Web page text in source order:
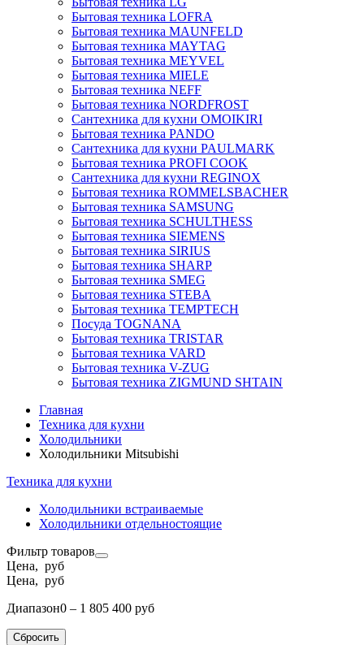
Бытовая техника LOFRA
Бытовая техника MAUNFELD
Бытовая техника MAYTAG
Бытовая техника MEYVEL
Бытовая техника MIELE
Бытовая техника NEFF
Бытовая техника NORDFROST
Сантехника для кухни OMOIKIRI
Бытовая техника PANDO
Сантехника для кухни PAULMARK
Бытовая техника PROFI COOK
Сантехника для кухни REGINOX
Бытовая техника ROMMELSBACHER
Бытовая техника SAMSUNG
Бытовая техника SCHULTHESS
Бытовая техника SIEMENS
Бытовая техника SIRIUS
Бытовая техника SHARP
Бытовая техника SMEG
Бытовая техника STEBA
Бытовая техника TEMPTECH
Посуда TOGNANA
Бытовая техника TRISTAR
Бытовая техника VARD
Бытовая техника V-ZUG
Бытовая техника ZIGMUND SHTAIN
Главная
Техника для кухни
Холодильники
Холодильники Mitsubishi
Техника для кухни
Холодильники встраиваемые
Холодильники отдельностоящие
Фильтр товаров
Цена, руб
Цена, руб
Диапазон0 – 1 805 400 руб
Сбросить